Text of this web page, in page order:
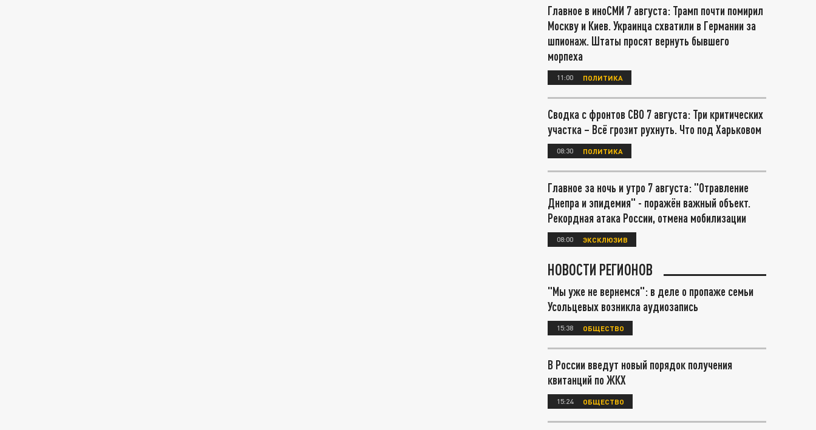
Главное в иноСМИ 7 августа: Трамп почти помирил
Москву и Киев. Украинца схватили в Германии за
шпионаж. Штаты просят вернуть бывшего
морпеха
11:00 ПОЛИТИКА
Сводка с фронтов СВО 7 августа: Три критических
участка – Всё грозит рухнуть. Что под Харьковом
08:30 ПОЛИТИКА
Главное за ночь и утро 7 августа: "Отравление
Днепра и эпидемия" - поражён важный объект.
Рекордная атака России, отмена мобилизации
08:00 ЭКСКЛЮЗИВ
НОВОСТИ РЕГИОНОВ
"Мы уже не вернемся": в деле о пропаже семьи
Усольцевых возникла аудиозапись
15:38 ОБЩЕСТВО
В России введут новый порядок получения
квитанций по ЖКХ
15:24 ОБЩЕСТВО